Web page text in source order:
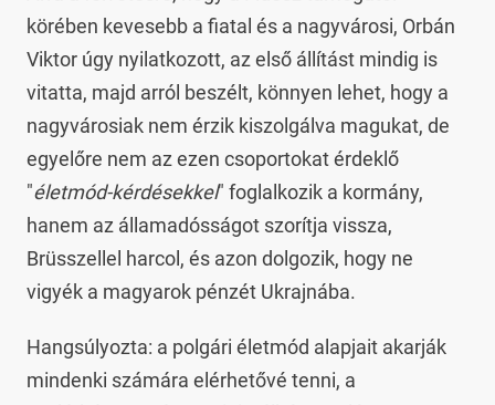
körében kevesebb a fiatal és a nagyvárosi, Orbán
Viktor úgy nyilatkozott, az első állítást mindig is
vitatta, majd arról beszélt, könnyen lehet, hogy a
nagyvárosiak nem érzik kiszolgálva magukat, de
egyelőre nem az ezen csoportokat érdeklő
"életmód-kérdésekkel" foglalkozik a kormány,
hanem az államadósságot szorítja vissza,
Brüsszellel harcol, és azon dolgozik, hogy ne
vigyék a magyarok pénzét Ukrajnába.
Hangsúlyozta: a polgári életmód alapjait akarják
mindenki számára elérhetővé tenni, a